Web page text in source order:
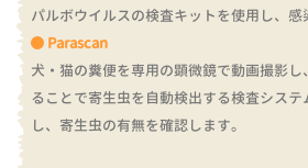
パルボウイルスの検査キットを使用し、感
Parascan
犬・猫の糞便を専用の顕微鏡で動画撮影
ることで寄生虫を自動検出する検査シス
し、寄生虫の有無を確認します。